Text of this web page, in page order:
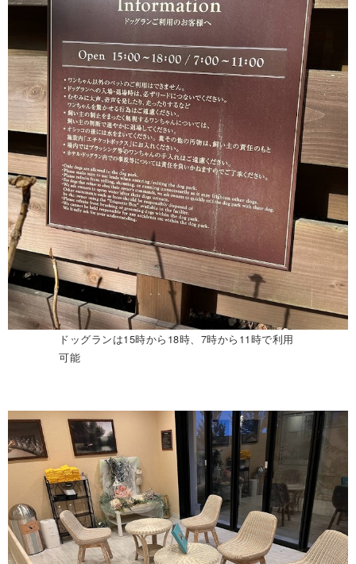
ドッグランは15時から18時、7時から11時で利用
可能